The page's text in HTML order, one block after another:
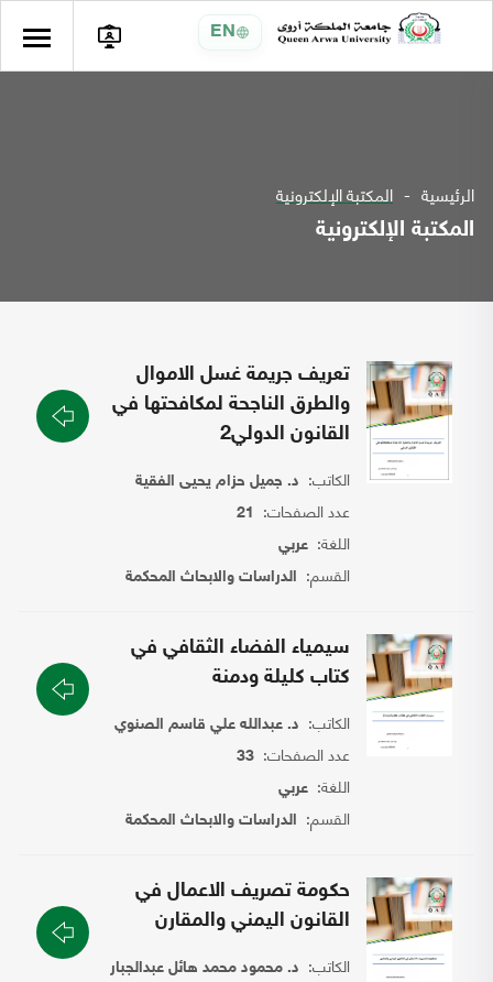
EN
الرئيسية المكتبة الإلكترونية
المكتبة الإلكترونية
تعريف جريمة غسل الاموال
والطرق الناجحة لمكافحتها في
القانون الدولي2
الكاتب: د. جميل حزام يحيى الفقية
عدد الصفحات: 21
اللغة:عربي
القسم: الدراسات والابحاث المحكمة
سيمياء الفضاء الثقافي في
كتاب كليلة ودمنة
الكاتب: د. عبدالله علي قاسم الصنوي
عدد الصفحات:33
اللغة:عربي
القسم: الدراسات والابحاث المحكمة
حكومة تصريف الاعمال في
القانون اليمني والمقارن
الكاتب: د. محمود محمد هائل عبدالجبار